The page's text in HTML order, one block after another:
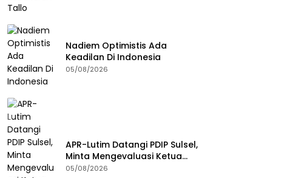
Nadiem Optimistis Ada
Keadilan Di Indonesia
05/08/2026
APR-Lutim Datangi PDIP Sulsel,
Minta Mengevaluasi Ketua
DPRD Luwu Timur
05/08/2026